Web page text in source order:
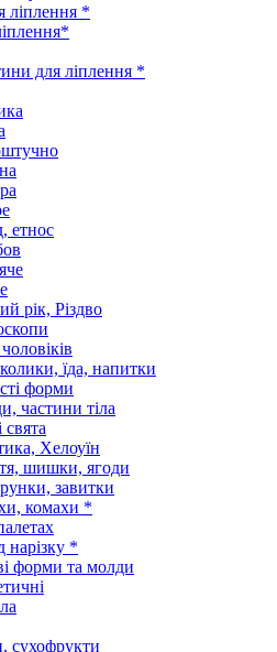
ліплення *
для ліплення *
етнос
рік, Різдво
їда, напитки
форми
частини тіла
свята
Хелоуїн
шишки, ягоди
завитки
комахи *
нарізку *
форми та молди
сухофрукти